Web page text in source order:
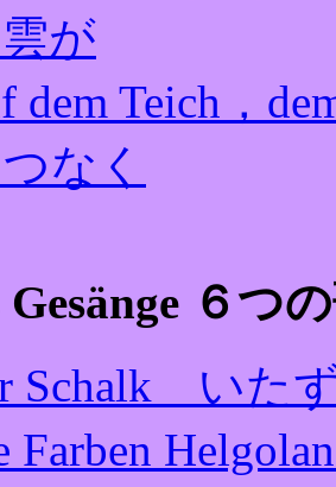
が
dem Teich，
なく
Gesänge ６つ
Schalk いた
Farben